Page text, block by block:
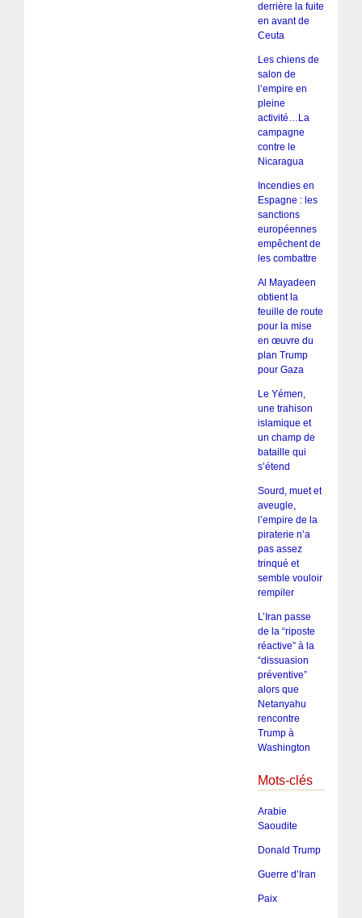
derrière la fuite
en avant de
Ceuta
Les chiens de
salon de
l’empire en
pleine
activité…La
campagne
contre le
Nicaragua
Incendies en
Espagne : les
sanctions
européennes
empêchent de
les combattre
Al Mayadeen
obtient la
feuille de route
pour la mise
en œuvre du
plan Trump
pour Gaza
Le Yémen,
une trahison
islamique et
un champ de
bataille qui
s’étend
Sourd, muet et
aveugle,
l’empire de la
piraterie n’a
pas assez
trinqué et
semble vouloir
rempiler
L’Iran passe
de la “riposte
réactive” à la
“dissuasion
préventive”
alors que
Netanyahu
rencontre
Trump à
Washington
Mots-clés
Arabie
Saoudite
Donald Trump
Guerre d’Iran
Paix